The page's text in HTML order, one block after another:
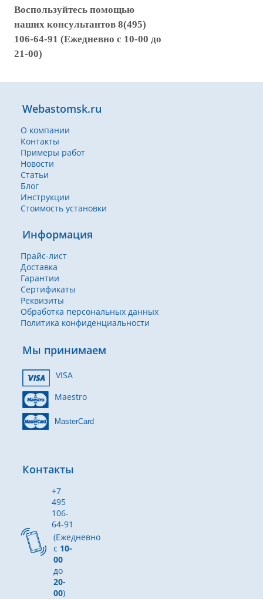
Воспользуйтесь помощью
наших консультантов 8(495)
106-64-91 (Ежедневно с 10-00 до
21-00)
Webastomsk.ru
О компании
Контакты
Примеры работ
Новости
Статьи
Блог
Инструкции
Стоимость установки
Информация
Прайс-лист
Доставка
Гарантии
Сертификаты
Реквизиты
Обработка персональных данных
Политика конфиденциальности
Мы принимаем
VISA
Maestro
MasterCard
Контакты
+7
495
106-
64-91
(Ежедневно
с 10-
00
до
20-
00)